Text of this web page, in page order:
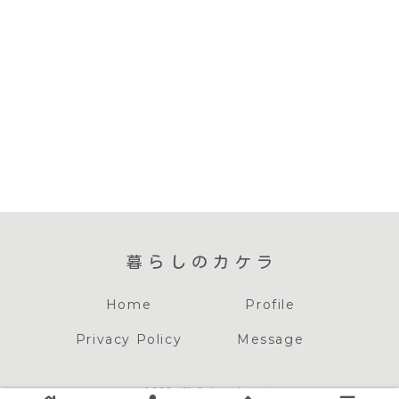
暮らしのカケラ
Home Profile
Privacy Policy Message
© 2022 暮らしのカケラ